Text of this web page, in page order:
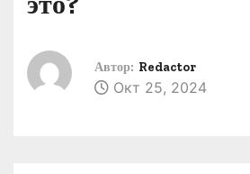
Автор: Redactor
Окт 25, 2024